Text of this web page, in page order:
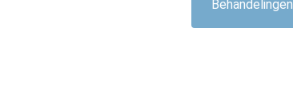
Behandelingen